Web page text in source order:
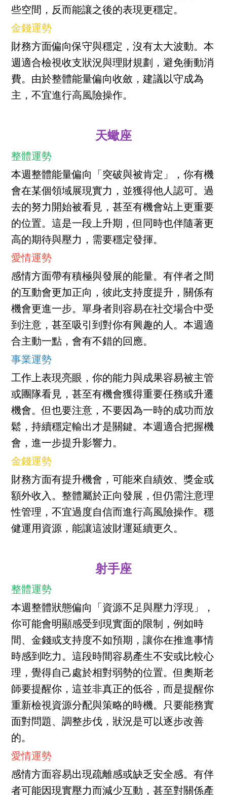
些空間，反而能讓之後的表現更穩定。
金錢運勢
財務方面偏向保守與穩定，沒有太大波動。本
週適合檢視收支狀況與理財規劃，避免衝動消
費。由於整體能量偏向收斂，建議以守成為
主，不宜進行高風險操作。
天蠍座
整體運勢
本週整體能量偏向「突破與被肯定」，你有機
會在某個領域展現實力，並獲得他人認可。過
去的努力開始被看見，甚至有機會站上更重要
的位置。這是一段上升期，但同時也伴隨著更
高的期待與壓力，需要穩定發揮。
愛情運勢
感情方面帶有積極與發展的能量。有伴者之間
的互動會更加正向，彼此支持度提升，關係有
機會更進一步。單身者則容易在社交場合中受
到注意，甚至吸引到對你有興趣的人。本週適
合主動一點，會有不錯的回應。
事業運勢
工作上表現亮眼，你的能力與成果容易被主管
或團隊看見，甚至有機會獲得重要任務或升遷
機會。但也要注意，不要因為一時的成功而放
鬆，持續穩定輸出才是關鍵。本週適合把握機
會，進一步提升影響力。
金錢運勢
財務方面有提升機會，可能來自績效、獎金或
額外收入。整體屬於正向發展，但仍需注意理
性管理，不宜過度自信而進行高風險操作。穩
健運用資源，能讓這波財運延續更久。
射手座
整體運勢
本週整體狀態偏向「資源不足與壓力浮現」，
你可能會明顯感受到現實面的限制，例如時
間、金錢或支持度不如預期，讓你在推進事情
時感到吃力。這段時間容易產生不安或比較心
理，覺得自己處於相對弱勢的位置。但奧斯老
師要提醒你，這並非真正的低谷，而是提醒你
重新檢視資源分配與策略的時機。只要能務實
面對問題、調整步伐，狀況是可以逐步改善
的。
愛情運勢
感情方面容易出現疏離感或缺乏安全感。有伴
者可能因現實壓力而減少互動，甚至對關係產